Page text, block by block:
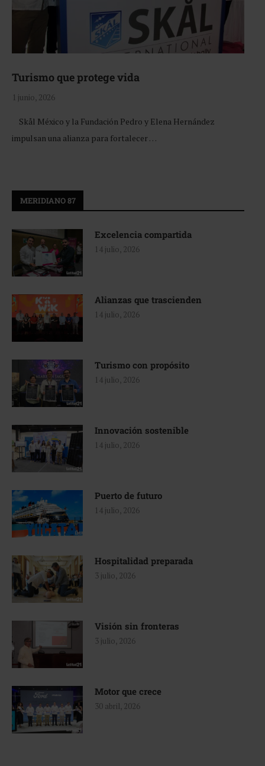
Turismo que protege vida
1 junio, 2026
Skål México y la Fundación Pedro y Elena Hernández
impulsan una alianza para fortalecer …
MERIDIANO 87
Excelencia compartida
14 julio, 2026
Alianzas que trascienden
14 julio, 2026
Turismo con propósito
14 julio, 2026
Innovación sostenible
14 julio, 2026
Puerto de futuro
14 julio, 2026
Hospitalidad preparada
3 julio, 2026
Visión sin fronteras
3 julio, 2026
Motor que crece
30 abril, 2026